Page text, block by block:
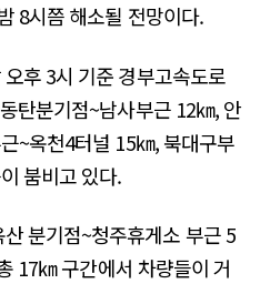
8시쯤 해소될 전망이다.
후 3시 기준 경부고속도로
탄분기점~남사부근 12㎞, 안
~옥천4터널 15㎞, 북대구부
붐비고 있다.
분기점~청주휴게소 부근 5
17㎞ 구간에서 차량들이 거